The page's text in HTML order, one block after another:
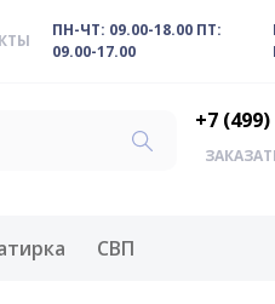
ПН-ЧТ: 09.00-18.00 ПТ:
09.00-17.00
+7
СВП